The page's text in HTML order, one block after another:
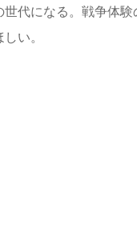
代になる。戦争体験
い。